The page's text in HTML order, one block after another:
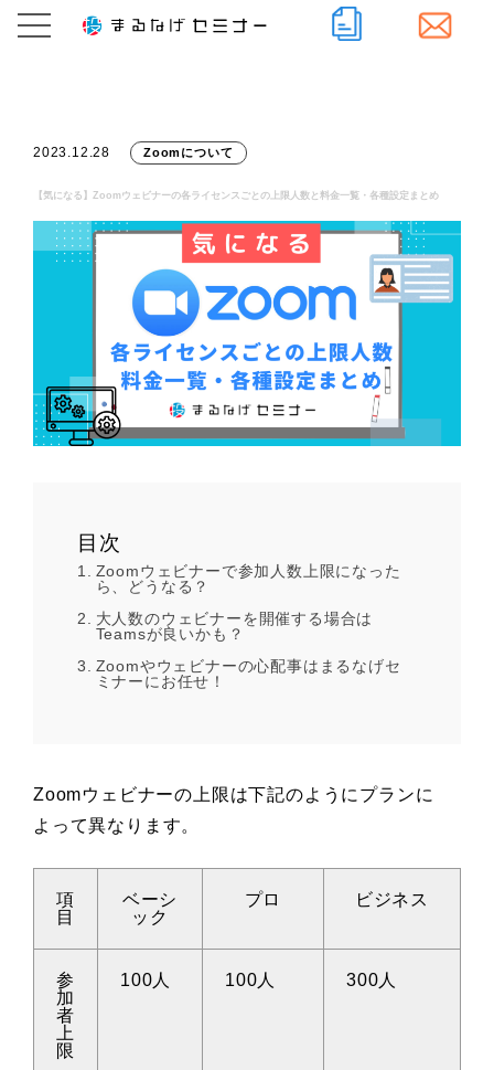
2023.12.28 Zoomについて
【気になる】Zoomウェビナーの各ライセンスごとの上限人数と料金一覧・各種設定まとめ
目次
Zoomウェビナーで参加人数上限になった
ら、どうなる？
大人数のウェビナーを開催する場合は
Teamsが良いかも？
Zoomやウェビナーの心配事はまるなげセ
ミナーにお任せ！
Zoomウェビナーの上限は下記のようにプランに
よって異なります。
項
目
ベーシ
ック
プロ ビジネス
参
加
者
上
限
100人 100人 300人